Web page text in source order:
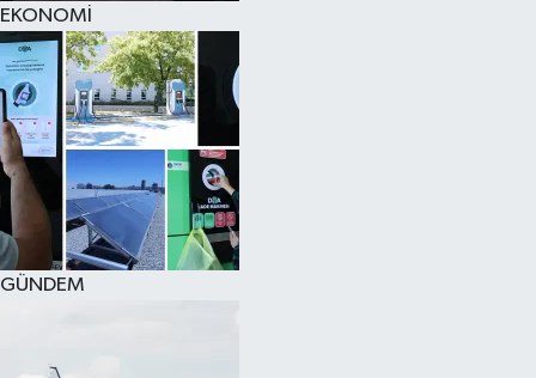
EKONOMİ
GÜNDEM
SPOR
KÜLTÜR SANAT
FRAGMANLAR